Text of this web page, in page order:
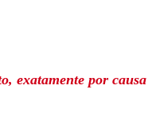
exatamente por causa